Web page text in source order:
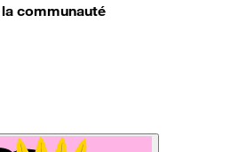
communauté